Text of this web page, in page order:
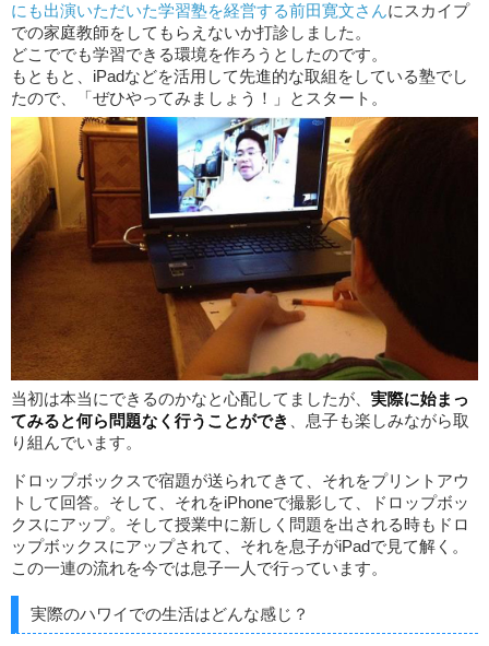
にも出演いただいた学習塾を経営する前田寛文さんにスカイプ
での家庭教師をしてもらえないか打診しました。
どこででも学習できる環境を作ろうとしたのです。
もともと、iPadなどを活用して先進的な取組をしている塾でし
たので、「ぜひやってみましょう！」とスタート。
当初は本当にできるのかなと心配してましたが、 実際に始まっ
てみると何ら問題なく行うことができ
、息子も楽しみながら取
り組んでいます。
ドロップボックスで宿題が送られてきて、それをプリントアウ
トして回答。そして、それをiPhoneで撮影して、ドロップボッ
クスにアップ。そして授業中に新しく問題を出される時もドロ
ップボックスにアップされて、それを息子がiPadで見て解く。
この一連の流れを今では息子一人で行っています。
実際のハワイでの生活はどんな感じ？